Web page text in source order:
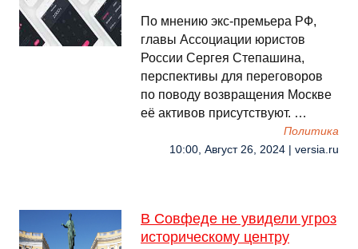
По мнению экс-премьера РФ,
главы Ассоциации юристов
России Сергея Степашина,
перспективы для переговоров
по поводу возвращения Москве
её активов присутствуют. …
Политика
10:00, Август 26, 2024 | versia.ru
В Совфеде не увидели угроз
историческому центру